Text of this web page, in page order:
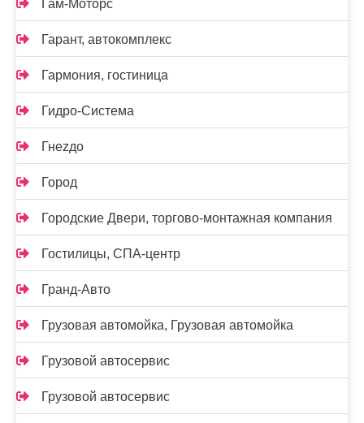
Гам-Моторс
Гарант, автокомплекс
Гармония, гостиница
Гидро-Система
Гнеzдо
Город
Городские Двери, торгово-монтажная компания
Гостилицы, СПА-центр
Гранд-Авто
Грузовая автомойка, Грузовая автомойка
Грузовой автосервис
Грузовой автосервис